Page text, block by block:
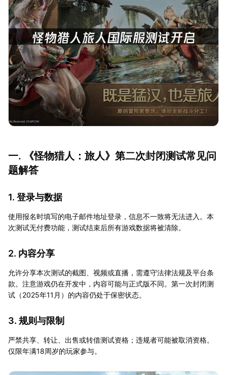
一. 《怪物猎人：旅人》第二次封闭测试常见问
题解答
1. 登录与数据
使用报名时填写的电子邮件地址登录，信息不一致将无法进入。本
次测试无付费功能，测试结束后所有游戏数据将被清除。
2. 内容分享
允许分享本次测试的截图、视频或直播，需遵守法律法规及平台条
款。注意游戏仍在开发中，内容可能与正式版不同。第一次封闭测
试（2025年11月）的内容仍处于保密状态。
3. 规则与限制
严禁共享、转让、出售或转借测试资格；违规者可能被取消资格。
仅限年满18周岁的玩家参与。